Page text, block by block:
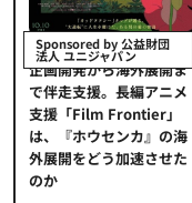
Sponsored by 公益財団
法人 ユニジャパン
企画開発から海外展開ま
で伴走支援。長編アニメ
支援「Film Frontier」
は、『ホウセンカ』の海
外展開をどう加速させた
のか